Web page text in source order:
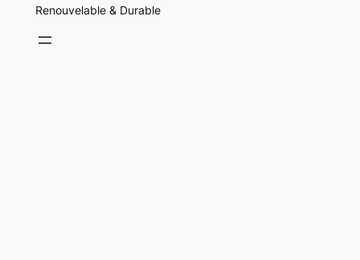
Renouvelable & Durable